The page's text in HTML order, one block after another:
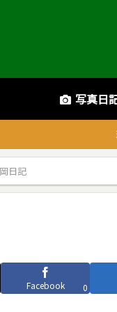
写真日
日記
Facebook 0